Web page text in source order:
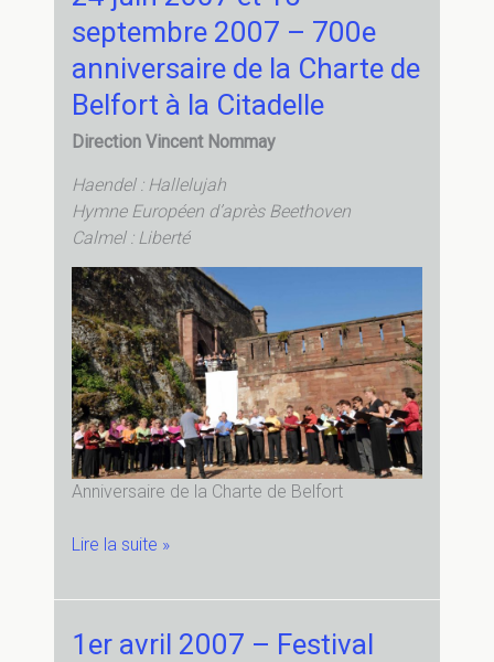
anniversaire
la
Synagogue
de
septembre 2007 – 700e
anniversaire de la Charte de
Belfort à la Citadelle
Direction Vincent Nommay
Haendel : Hallelujah
Hymne Européen d’après Beethoven
Calmel : Liberté
Anniversaire de la Charte de Belfort
24
2007
15
Lire la suite »
1er avril 2007 – Festival